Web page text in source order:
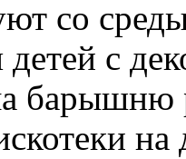
со
с
барышню